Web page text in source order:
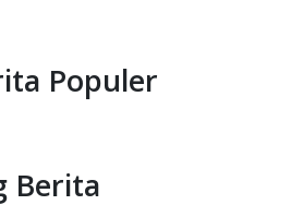
Populer
Berita